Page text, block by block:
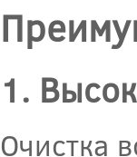
1.
Очистка